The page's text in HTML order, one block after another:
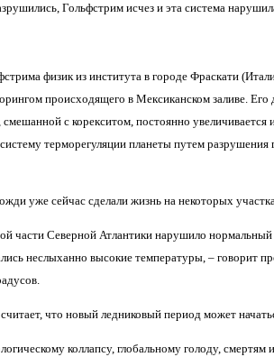
Гольфстрим исчез и эта система
физик из института в городе Фраскати
происходящего в Мексиканском заливе.
с корекситом, постоянно
терморегуляции планеты путем
уже сейчас сделали жизнь на некоторых
части Северной Атлантики нарушило
неслыханно высокие температуры, – говорит
что новый ледниковый период может
коллапсу, глобальному голоду,